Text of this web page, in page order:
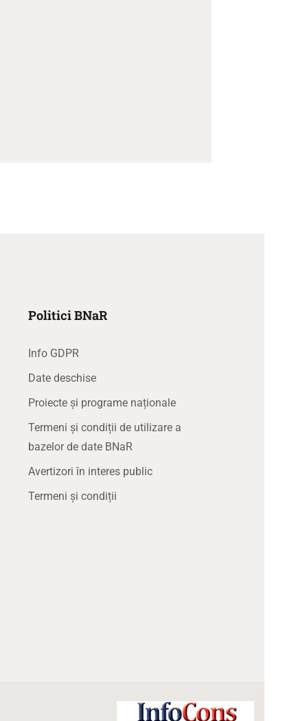
Politici BNaR
Info GDPR
Date deschise
Proiecte și programe naționale
Termeni și condiții de utilizare a
bazelor de date BNaR
Avertizori în interes public
Termeni și condiții